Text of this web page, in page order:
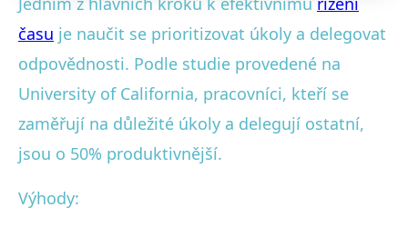
času je naučit se prioritizovat úkoly a delegovat
odpovědnosti. Podle studie provedené na
University of California, pracovníci, kteří se
zaměřují na důležité úkoly a delegují ostatní,
jsou o 50% produktivnější.
Výhody: